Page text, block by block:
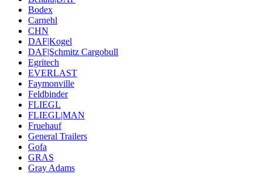
Bodex
Carnehl
CHN
DAF|Kogel
DAF|Schmitz Cargobull
Egritech
EVERLAST
Faymonville
Feldbinder
FLIEGL
FLIEGL|MAN
Fruehauf
General Trailers
Gofa
GRAS
Gray Adams